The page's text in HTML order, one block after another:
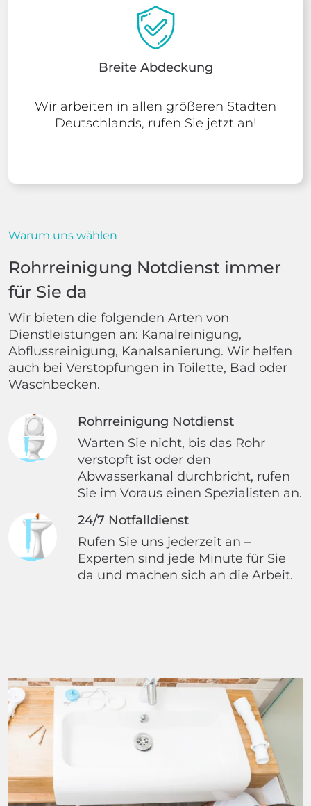
Breite Abdeckung
Wir arbeiten in allen größeren Städten
Deutschlands, rufen Sie jetzt an!
Warum uns wählen
Rohrreinigung Notdienst immer
für Sie da
Wir bieten die folgenden Arten von
Dienstleistungen an: Kanalreinigung,
Abflussreinigung, Kanalsanierung. Wir helfen
auch bei Verstopfungen in Toilette, Bad oder
Waschbecken.
Rohrreinigung Notdienst
Warten Sie nicht, bis das Rohr
verstopft ist oder den
Abwasserkanal durchbricht, rufen
Sie im Voraus einen Spezialisten an.
24/7 Notfalldienst
Rufen Sie uns jederzeit an –
Experten sind jede Minute für Sie
da und machen sich an die Arbeit.